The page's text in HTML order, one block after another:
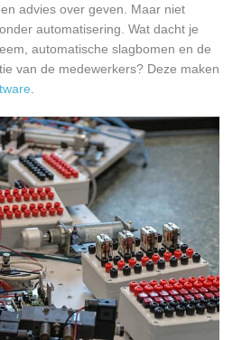
advies over geven. Maar niet
automatisering. Wat dacht je
automatische slagbomen en de
van de medewerkers? Deze maken